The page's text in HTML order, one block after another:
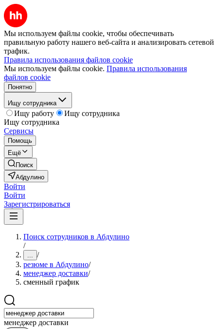
Мы используем файлы cookie, чтобы обеспечивать
правильную работу нашего веб-сайта и анализировать сетевой
трафик.
Правила использования файлов cookie
Мы используем файлы cookie. Правила использования
файлов cookie
Понятно
Ищу сотрудника
Ищу работу
Ищу сотрудника
Ищу сотрудника
Сервисы
Помощь
Ещё
Поиск
Абдулино
Войти
Войти
Зарегистрироваться
Поиск сотрудников в Абдулино
/
... /
резюме в Абдулино/
менеджер доставки/
сменный график
менеджер доставки